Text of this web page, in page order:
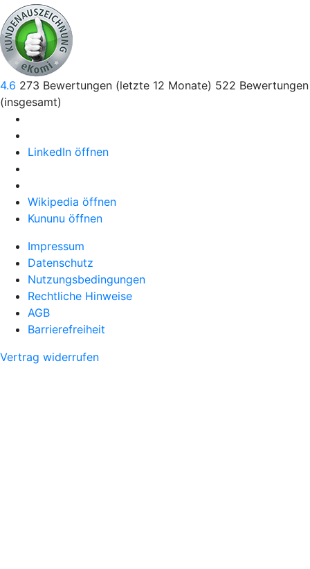
4.6 273 Bewertungen (letzte 12 Monate) 522 Bewertungen
(insgesamt)
LinkedIn öffnen
Wikipedia öffnen
Kununu öffnen
Impressum
Datenschutz
Nutzungsbedingungen
Rechtliche Hinweise
AGB
Barrierefreiheit
Vertrag widerrufen